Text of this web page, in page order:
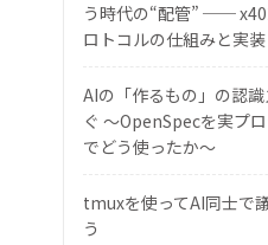
う時代の“配管” ──
ロトコルの仕組みと実装
AIの「作るもの」の認
ぐ 〜OpenSpecを実プ
でどう使ったか〜
tmuxを使ってAI同士で
う